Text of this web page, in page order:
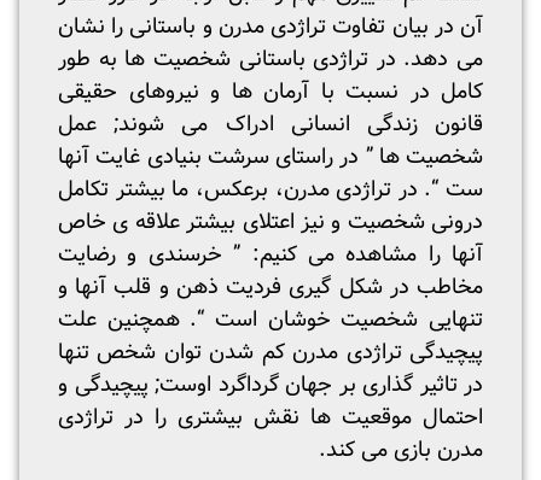
آن در بیان تفاوت تراژدی مدرن و باستانی را نشان
می دهد. در تراژدی باستانی شخصیت ها به طور
کامل در نسبت با آرمان ها و نیروهای حقیقی
قانون زندگی انسانی ادراک می شوند; عمل
شخصیت ها ” در راستای سرشت بنیادی غایت آنها
ست “. در تراژدی مدرن، برعکس، ما بیشتر تکامل
درونی شخصیت و نیز اعتلای بیشتر علاقه ی خاص
آنها را مشاهده می کنیم: ” خرسندی و رضایت
مخاطب در شکل گیری فردیت ذهن و قلب آنها و
تنهایی شخصیت خوشان است “. همچنین علت
پیچیدگی تراژدی مدرن کم شدن توان شخص تنها
در تاثیر گذاری بر جهان گرداگرد اوست; پیچیدگی و
احتمال موقعیت ها نقش بیشتری را در تراژدی
مدرن بازی می کند.